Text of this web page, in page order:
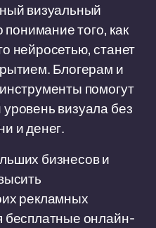
визуальный
понимание того, как
нейросетью, станет
Блогерам и
помогут
визуала без
и денег.
бизнесов и
рекламных
бесплатные онлайн-